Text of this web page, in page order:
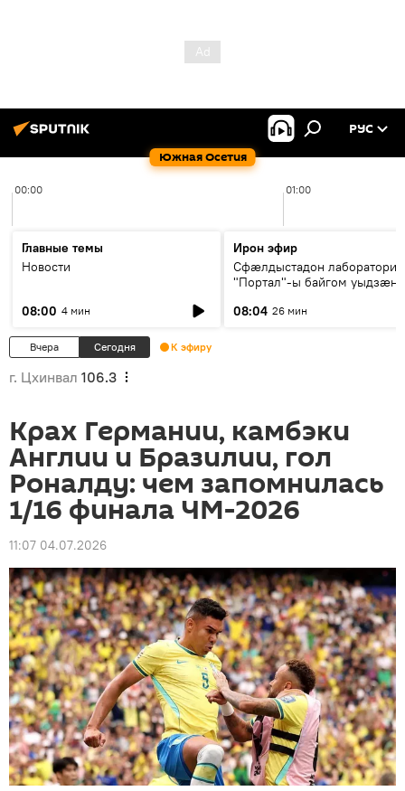
Южная Осетия
РУС
00:00 01:00
Главные темы
Новости
08:00 4 мин
Ирон эфир
Сфæлдыстадон лаборатори
"Портал"-ы байгом уыдзæн
Æхсары куыстыты равдыст
08:04 26 мин
Вчера Сегодня К эфиру
г. Цхинвал 106.3
Крах Германии, камбэки
Англии и Бразилии, гол
Роналду: чем запомнилась
1/16 финала ЧМ-2026
11:07 04.07.2026